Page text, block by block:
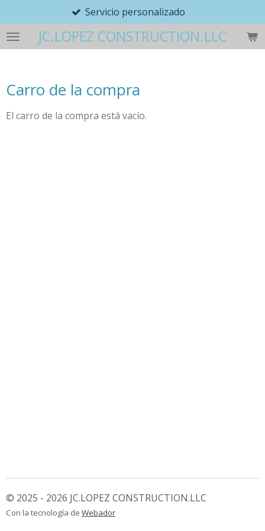
al
contenidoJC.LOPEZ CONSTRUCTION.LLC
Servicio personalizado
Carro de la compra
El carro de la compra está vacío.
© 2025 - 2026 JC.LOPEZ CONSTRUCTION.LLC
Con la tecnología de Webador